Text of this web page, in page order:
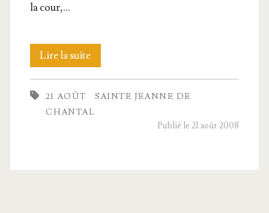
la cour,…
Lire la suiteSainte
Jeanne
de
21 AOÛT
SAINTE JEANNE DE
CHANTAL
Publié le 21 août 2008